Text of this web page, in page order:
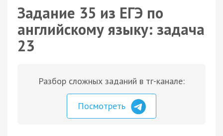
Задание 35 из ЕГЭ по
английскому языку: задача
23
Разбор сложных заданий в тг-канале:
Посмотреть